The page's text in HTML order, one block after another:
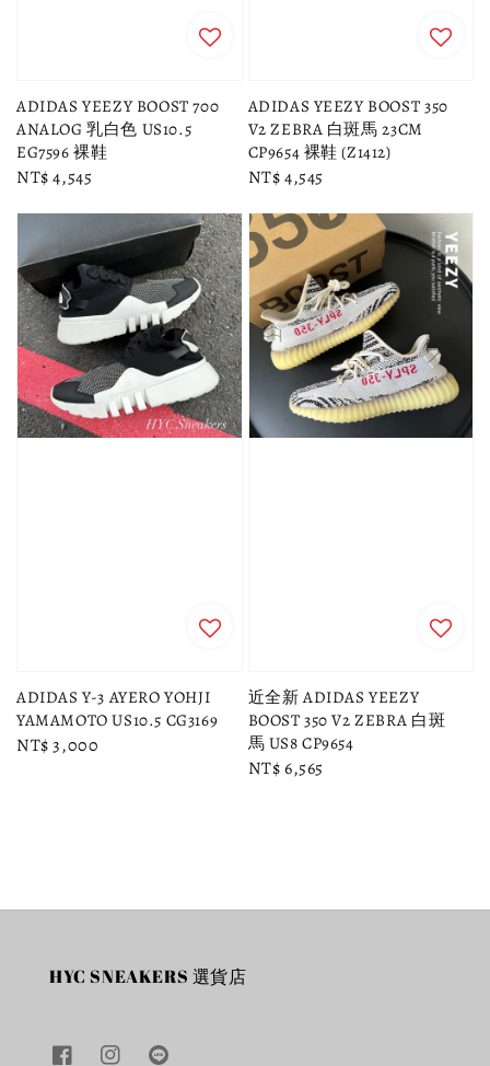
ADIDAS YEEZY BOOST 700
ANALOG 乳白色 US10.5
EG7596 裸鞋
Regular
NT$ 4,545
ADIDAS YEEZY BOOST 350
V2 ZEBRA 白斑馬 23CM
CP9654 裸鞋 (Z1412)
Regular
NT$ 4,545
ADIDAS Y-3 AYERO YOHJI
YAMAMOTO US10.5 CG3169
Regular
NT$ 3,000
近全新 ADIDAS YEEZY
BOOST 350 V2 ZEBRA 白斑
馬 US8 CP9654
Regular
NT$ 6,565
HYC SNEAKERS 選貨店